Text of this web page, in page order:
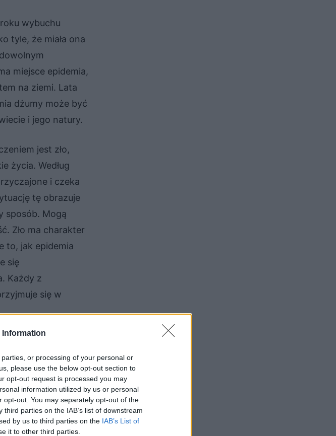
Information
or processing of your personal or
please use the below opt-out section to
opt-out request is processed you may
information utilized by us or personal
out. You may separately opt-out of the
parties on the IAB’s list of downstream
by us to third parties on the IAB’s List of
it to other third parties.
wybuchu
tyle, że miała ona
miejsce epidemia,
na ziemi. Lata
dżumy może być
i jego natury.
jest zło,
życia. Według
i czeka
tę obrazuje
sposób. Mogą
Zło ma charakter
to, jak epidemia
się
Każdy z
się w